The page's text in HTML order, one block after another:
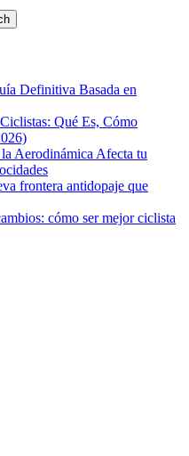
Definitiva Basada en
Qué Es, Cómo
Aerodinámica Afecta tu
frontera antidopaje que
cómo ser mejor ciclista